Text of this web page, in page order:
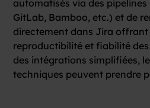
automatisés via des
GitLab, Bamboo, etc.) et de
directement dans Jira offrant
reproductibilité et fiabilité des
des intégrations simplifiées,
techniques peuvent prendre